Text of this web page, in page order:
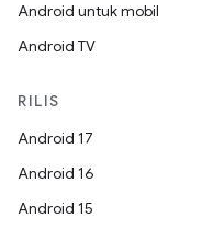
Android untuk mobil
Android TV
RILIS
Android 17
Android 16
Android 15